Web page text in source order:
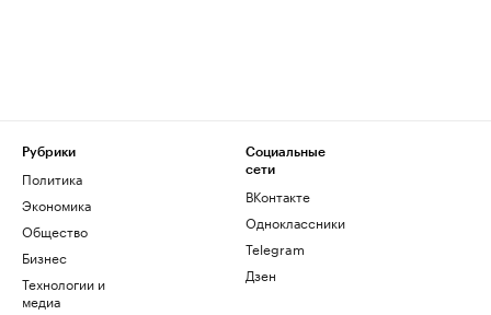
Рубрики
Политика
Экономика
Общество
Бизнес
Технологии и
медиа
Социальные
сети
ВКонтакте
Одноклассники
Telegram
Дзен